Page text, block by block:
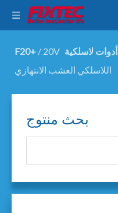
أدوات لاسلكية F20+ / 20V
اللاسلكي العشب الانتهازي
بحث منتوج